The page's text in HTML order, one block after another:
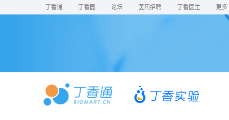
丁香通 丁香园 论坛 医药招聘 丁香医生 更多